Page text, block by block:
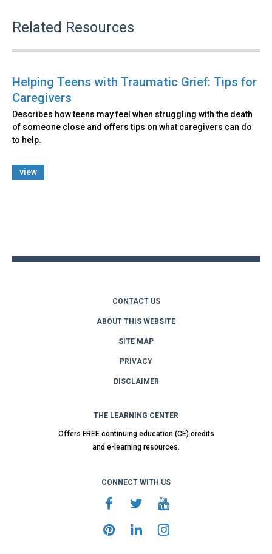
Related Resources
Helping Teens with Traumatic Grief: Tips for
Caregivers
Describes how teens may feel when struggling with the death
of someone close and offers tips on what caregivers can do
to help.
view
CONTACT US
ABOUT THIS WEBSITE
SITE MAP
PRIVACY
DISCLAIMER
THE LEARNING CENTER
Offers FREE continuing education (CE) credits
and e-learning resources.
CONNECT WITH US